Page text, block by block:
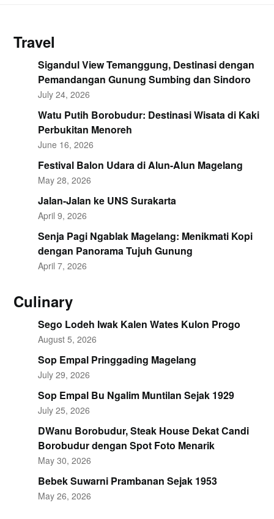
Travel
Sigandul View Temanggung, Destinasi dengan
Pemandangan Gunung Sumbing dan Sindoro
July 24, 2026
Watu Putih Borobudur: Destinasi Wisata di Kaki
Perbukitan Menoreh
June 16, 2026
Festival Balon Udara di Alun-Alun Magelang
May 28, 2026
Jalan-Jalan ke UNS Surakarta
April 9, 2026
Senja Pagi Ngablak Magelang: Menikmati Kopi
dengan Panorama Tujuh Gunung
April 7, 2026
Culinary
Sego Lodeh Iwak Kalen Wates Kulon Progo
August 5, 2026
Sop Empal Pringgading Magelang
July 29, 2026
Sop Empal Bu Ngalim Muntilan Sejak 1929
July 25, 2026
DWanu Borobudur, Steak House Dekat Candi
Borobudur dengan Spot Foto Menarik
May 30, 2026
Bebek Suwarni Prambanan Sejak 1953
May 26, 2026